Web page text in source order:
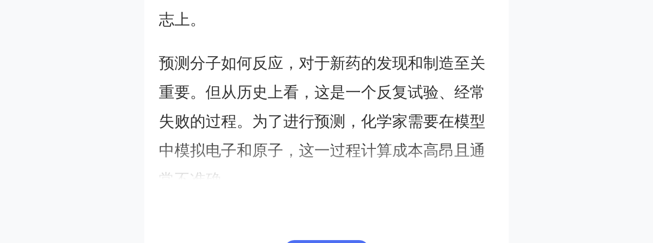
志上。
预测分子如何反应，对于新药的发现和制造至关
重要。但从历史上看，这是一个反复试验、经常
失败的过程。为了进行预测，化学家需要在模型
中模拟电子和原子，这一过程计算成本高昂且通
常不准确。